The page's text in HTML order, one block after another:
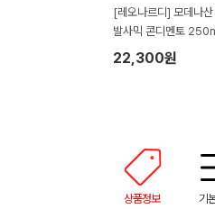
[레오나르디] 모데나
발사믹 콘디멘토
22,300원
상품정보 기